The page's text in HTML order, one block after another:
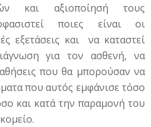
και αξιοποίησή τους
ποιες είναι οι
εξετάσεις και να καταστεί
για τον ασθενή, να
που θα μπορούσαν να
που αυτός εμφάνισε τόσο
και κατά την παραμονή του